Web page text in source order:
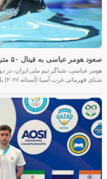
صعود هومر عباسی به فینال ۵۰ متر کرال پشت مسابقات غرب آسیا
شنای قهرمانی غرب آسیا (آستانه ۲۰۲۶) با ثبت زمان ۲۵.۶۷ ثانیه در جایگاه نخست قرار